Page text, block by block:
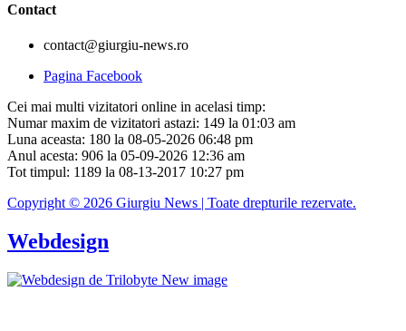
Contact
contact@giurgiu-news.ro
Pagina Facebook
Cei mai multi vizitatori online in acelasi timp:
Numar maxim de vizitatori astazi: 149 la 01:03 am
Luna aceasta: 180 la 08-05-2026 06:48 pm
Anul acesta: 906 la 05-09-2026 12:36 am
Tot timpul: 1189 la 08-13-2017 10:27 pm
Copyright © 2026 Giurgiu News | Toate drepturile rezervate.
Webdesign